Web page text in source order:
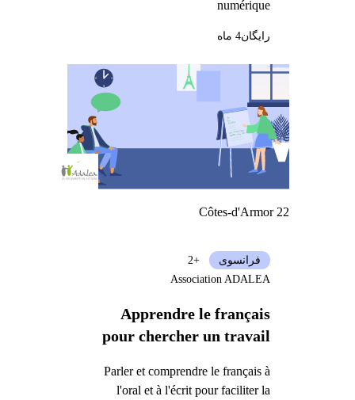
numérique
رایگان4 ماه
Côtes-d'Armor 22
Apprendre le français
pour chercher un travail
Parler et comprendre le français à
l'oral et à l'écrit pour faciliter la
فرانسوی
+2
Association ADALEA